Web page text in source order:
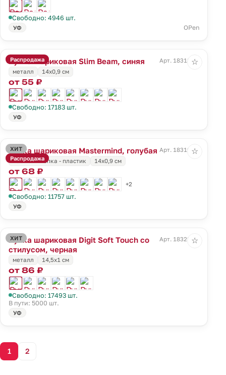
Свободно: 4946 шт.
УФ OPen
Распродажа
Ручка шариковая Slim Beam, синяя
Арт. 18318.40
металл
14х0,9 см
от 55 ₽
Свободно: 17183 шт.
УФ
☆
ХИТ
Распродажа
Ручка шариковая Mastermind, голубая Арт. 18319.14
носик и кнопка - пластик
14х0,9 см
от 68 ₽
+2
Свободно: 11757 шт.
УФ
☆
ХИТ
Ручка шариковая Digit Soft Touch со
стилусом, черная
Арт. 18322.30
металл 14,5х1 см
от 86 ₽
Свободно: 17493 шт.
В пути: 5000 шт.
УФ
☆
1 2